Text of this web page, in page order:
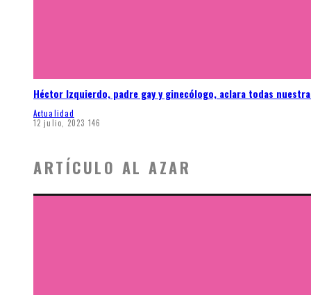
Héctor Izquierdo, padre gay y ginecólogo, aclara todas
Actualidad
12 julio, 2023 146
ARTÍCULO AL AZAR